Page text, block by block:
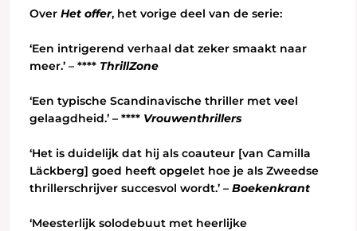
Over Het offer, het vorige deel van de serie:
‘Een intrigerend verhaal dat zeker smaakt naar
meer.’ – **** ThrillZone
‘Een typische Scandinavische thriller met veel
gelaagdheid.’ – **** Vrouwenthrillers
‘Het is duidelijk dat hij als coauteur [van Camilla
Läckberg] goed heeft opgelet hoe je als Zweedse
thrillerschrijver succesvol wordt.’ – Boekenkrant
‘Meesterlijk solodebuut met heerlijke